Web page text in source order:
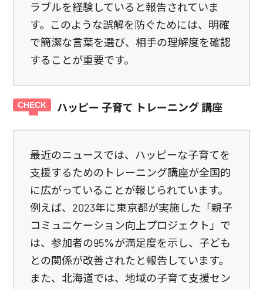
ラブルを経験していると報告されていま
す。このような誤解を防ぐためには、明確
で簡潔な言葉を選び、相手の理解度を確認
することが重要です。
ハッピー 子育て トレーニング 講座
最近のニュースでは、ハッピーな子育てを
支援するためのトレーニング講座が全国的
に広がっていることが報じられています。
例えば、2023年に東京都が実施した「親子
コミュニケーション向上プロジェクト」で
は、参加者の95%が満足度を示し、子ども
との関係が改善されたと報告しています。
また、北海道では、地域の子育て支援セン